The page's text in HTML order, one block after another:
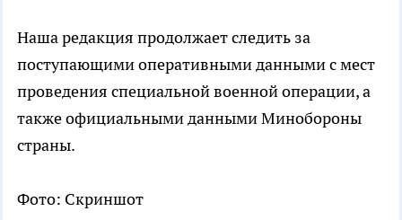
Наша редакция продолжает следить за
поступающими оперативными данными с мест
проведения специальной военной операции, а
также официальными данными Минобороны
страны.
Фото: Скриншот